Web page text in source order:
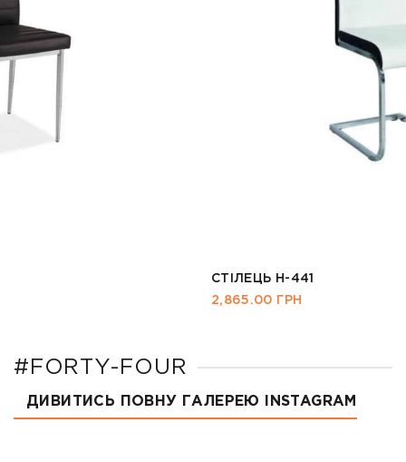
#FORTY-FOUR
ДИВИТИСЬ ПОВНУ ГАЛЕРЕЮ INSTAGRAM